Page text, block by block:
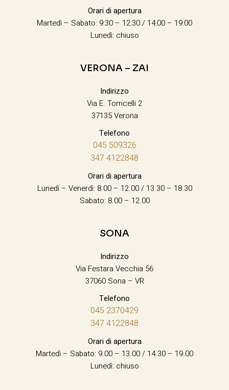
Orari di apertura
Martedì – Sabato: 9:30 – 12:30 / 14:00 – 19:00
Lunedì: chiuso
VERONA – ZAI
Indirizzo
Via E. Torricelli 2
37135 Verona
Telefono
045 509326
347 4122848
Orari di apertura
Lunedì – Venerdì: 8.00 – 12.00 / 13.30 – 18.30
Sabato: 8.00 – 12.00
SONA
Indirizzo
Via Festara Vecchia 56
37060 Sona – VR
Telefono
045 2370429
347 4122848
Orari di apertura
Martedì – Sabato: 9.00 – 13.00 / 14.30 – 19.00
Lunedì: chiuso